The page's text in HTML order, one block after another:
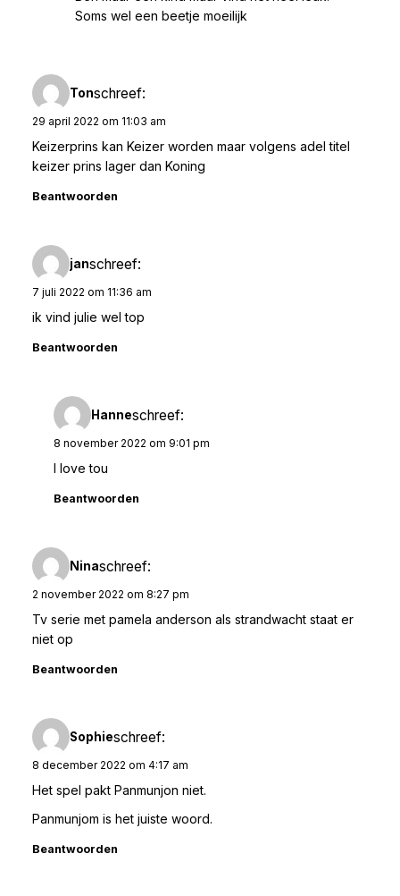
Soms wel een beetje moeilijk
Tonschreef:
29 april 2022 om 11:03 am
Keizerprins kan Keizer worden maar volgens adel titel
keizer prins lager dan Koning
Beantwoorden
janschreef:
7 juli 2022 om 11:36 am
ik vind julie wel top
Beantwoorden
Hanneschreef:
8 november 2022 om 9:01 pm
I love tou
Beantwoorden
Ninaschreef:
2 november 2022 om 8:27 pm
Tv serie met pamela anderson als strandwacht staat er
niet op
Beantwoorden
Sophieschreef:
8 december 2022 om 4:17 am
Het spel pakt Panmunjon niet.
Panmunjom is het juiste woord.
Beantwoorden